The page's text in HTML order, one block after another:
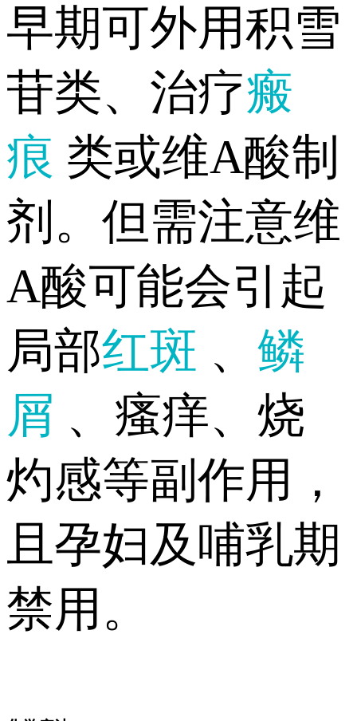
早期可外用积雪
苷类、治疗瘢
痕 类或维A酸制
剂。但需注意维
A酸可能会引起
局部红斑 、 鳞
屑 、瘙痒、烧
灼感等副作用，
且孕妇及哺乳期
禁用。